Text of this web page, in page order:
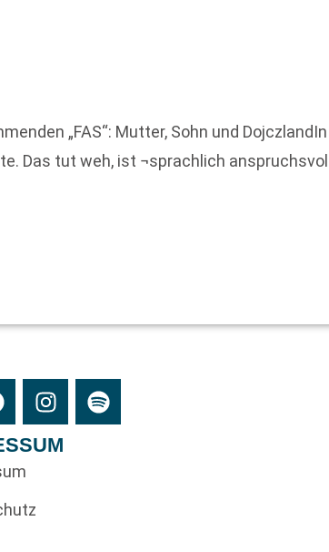
„FAS“: Mutter, Sohn und
Das tut weh, ist ¬sprachlich